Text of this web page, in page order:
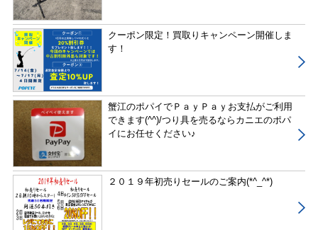
クーポン限定！買取りキャンペーン開催しま
す！
蟹江のポパイでＰａｙＰａｙお支払がご利用
できます(^^)/つり具を売るならカニエのポパ
イにお任せください♪
２０１９年初売りセールのご案内(*^_^*)